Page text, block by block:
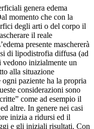
genera edema
momento che con la
degli arti o del corpo il
il reale
presente maschererà
di lipodistrofia diffusa (ad
vedono inizialmente un
alla situazione
paziente ha la propria
considerazioni sono
come ad esempio il
altre. In genere nei casi
inizia a ridursi ed il
e gli iniziali risultati. Con